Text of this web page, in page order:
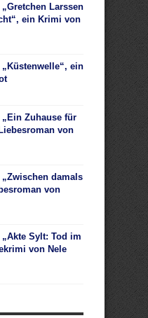
Larssen
ein Krimi von
ein
Zuhause für
von
damals
von
Sylt: Tod im
von Nele